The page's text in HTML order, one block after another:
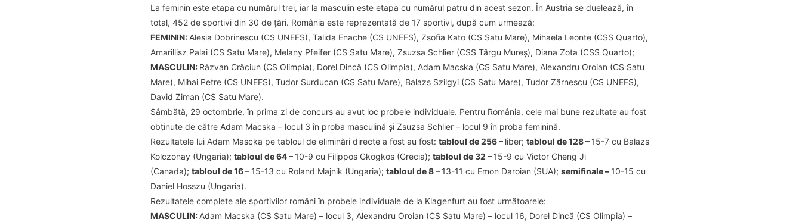
La feminin este etapa cu numărul trei, iar la masculin este etapa cu numărul patru din acest sezon. În Austria se duelează, în
total, 452 de sportivi din 30 de țări. România este reprezentată de 17 sportivi, după cum urmează:
FEMININ: Alesia Dobrinescu (CS UNEFS), Talida Enache (CS UNEFS), Zsofia Kato (CS Satu Mare), Mihaela Leonte (CSS Quarto),
Amarillisz Palai (CS Satu Mare), Melany Pfeifer (CS Satu Mare), Zsuzsa Schlier (CSS Târgu Mureș), Diana Zota (CSS Quarto);
MASCULIN: Răzvan Crăciun (CS Olimpia), Dorel Dincă (CS Olimpia), Adam Macska (CS Satu Mare), Alexandru Oroian (CS Satu
Mare), Mihai Petre (CS UNEFS), Tudor Surducan (CS Satu Mare), Balazs Szilgyi (CS Satu Mare), Tudor Zărnescu (CS UNEFS),
David Ziman (CS Satu Mare).
Sâmbătă, 29 octombrie, în prima zi de concurs au avut loc probele individuale. Pentru România, cele mai bune rezultate au fost
obținute de către Adam Macska – locul 3 în proba masculină și Zsuzsa Schlier – locul 9 în proba feminină.
Rezultatele lui Adam Mascka pe tabloul de eliminări directe a fost au fost: tabloul de 256 – liber; tabloul de 128 – 15-7 cu Balazs
Kolczonay (Ungaria); tabloul de 64 – 10-9 cu Filippos Gkogkos (Grecia); tabloul de 32 – 15-9 cu Victor Cheng Ji
(Canada); tabloul de 16 – 15-13 cu Roland Majnik (Ungaria); tabloul de 8 – 13-11 cu Emon Daroian (SUA); semifinale – 10-15 cu
Daniel Hosszu (Ungaria).
Rezultatele complete ale sportivilor români în probele individuale de la Klagenfurt au fost următoarele:
MASCULIN: Adam Macska (CS Satu Mare) – locul 3, Alexandru Oroian (CS Satu Mare) – locul 16, Dorel Dincă (CS Olimpia) –